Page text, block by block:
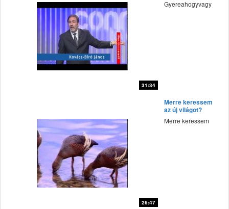
31:34
rész)
Gyereahogyvagy
26:47
Merre keressem
az új világot?
Merre keressem